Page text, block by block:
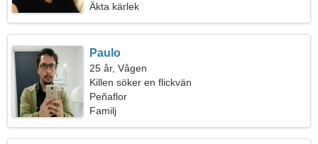
Äkta kärlek
Paulo
25 år, Vågen
Killen söker en flickvän
Peñaflor
Familj